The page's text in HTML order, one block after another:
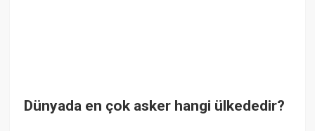
Dünyada en çok asker hangi ülkededir?